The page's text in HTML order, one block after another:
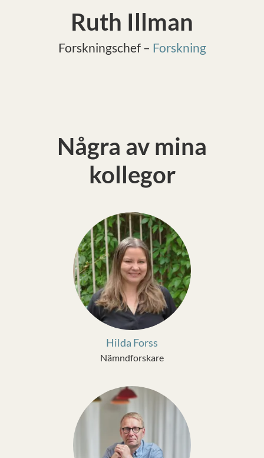
Ruth Illman
Forskningschef – Forskning
Några av mina
kollegor
Hilda Forss
Nämndforskare